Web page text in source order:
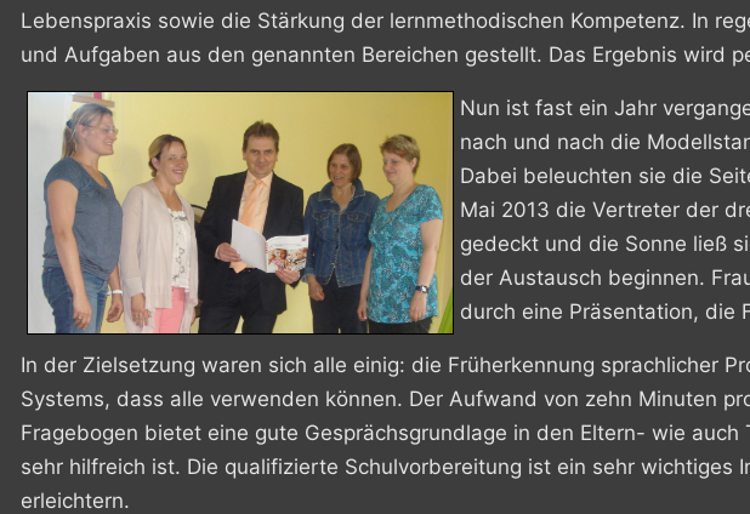
Lebenspraxis sowie die Stärkung der lernmethodischen Kompetenz. In
und Aufgaben aus den genannten Bereichen gestellt. Das Ergebnis wird
Nun ist fast ein Jahr
nach und nach die
Dabei beleuchten sie die
Mai 2013 die Vertreter der
gedeckt und die Sonne ließ
der Austausch beginnen.
durch eine Präsentation, die
In der Zielsetzung waren sich alle einig: die Früherkennung sprachlicher
Systems, dass alle verwenden können. Der Aufwand von zehn Minuten
Fragebogen bietet eine gute Gesprächsgrundlage in den Eltern- wie
sehr hilfreich ist. Die qualifizierte Schulvorbereitung ist ein sehr
erleichtern.